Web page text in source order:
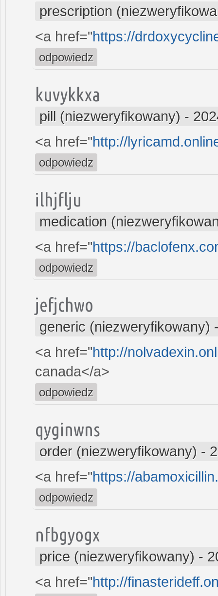
prescription
<a href="https://
odpowiedz
kuvykkxa
pill (niezweryfikowany) -
<a href="http://
odpowiedz
ilhjflju
medication
<a href="https://
odpowiedz
jefjchwo
generic (niezweryfikowany)
<a href="http://
canada</a>
odpowiedz
qyginwns
order (niezweryfikowany) -
<a href="https://
odpowiedz
nfbgyogx
price (niezweryfikowany) -
<a href="http://